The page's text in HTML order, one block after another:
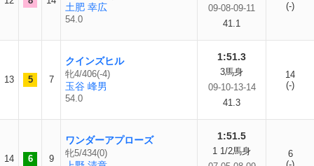
土肥 幸広
54.0
09-08-09-11
41.1
(-)
13 5 7
クインズヒル
牝4/406(-4)
玉谷 峰男
54.0
1:51.3
3馬身
09-10-13-14
41.3
14
(-)
14 6 9
ワンダーアプローズ
牝5/434(0)
1:51.5
1 1/2馬身
6